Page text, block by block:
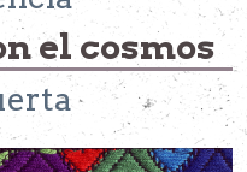
el cosmos